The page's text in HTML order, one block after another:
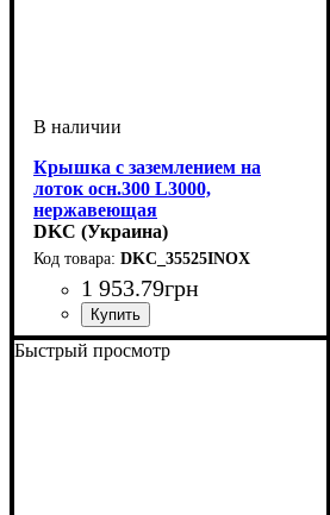
Крышка с заземлением на
лоток осн.300 L3000,
нержавеющая
DKC (Украина)
DKC_35525INOX
1 953.79грн
Устройство: системные аксессуары
Тип устройства: крышка
Покрытие: нержавеющая сталь
Высота, мм: 15
Ширина, мм: 300
Длина, мм: 3000
Толщина стали, мм: 0,8
Быстрый просмотр